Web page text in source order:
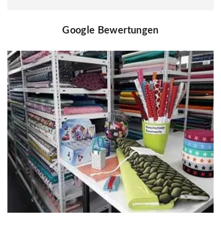
Google Bewertungen